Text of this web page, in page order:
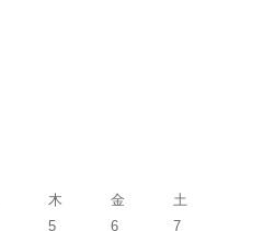
木 金
土
5 6
7